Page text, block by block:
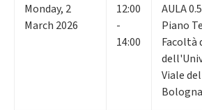
Monday, 2
March 2026
12:00
-
14:00
AULA 0.5
Piano
Facoltà
Viale
Bologna